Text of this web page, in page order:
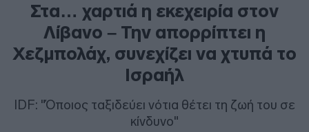
Στα… χαρτιά η εκεχειρία στον
Λίβανο – Την απορρίπτει η
Χεζμπολάχ, συνεχίζει να χτυπά το
Ισραήλ
IDF: "Όποιος ταξιδεύει νότια θέτει τη ζωή του σε
κίνδυνο"